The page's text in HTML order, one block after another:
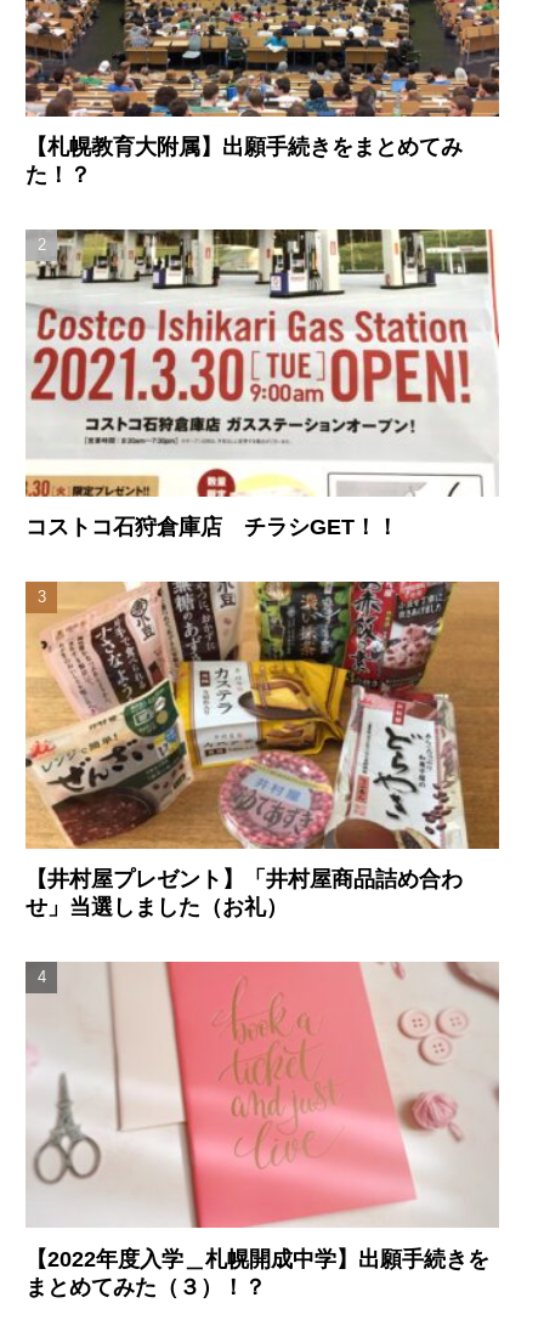
【札幌教育大附属】出願手続きをまとめてみ
た！？
コストコ石狩倉庫店 チラシGET！！
【井村屋プレゼント】「井村屋商品詰め合わ
せ」当選しました（お礼）
【2022年度入学＿札幌開成中学】出願手続きを
まとめてみた（３）！？